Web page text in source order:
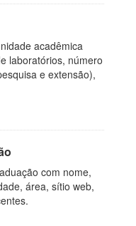
acadêmica
laboratórios, número
e extensão),
com nome,
área, sítio web,